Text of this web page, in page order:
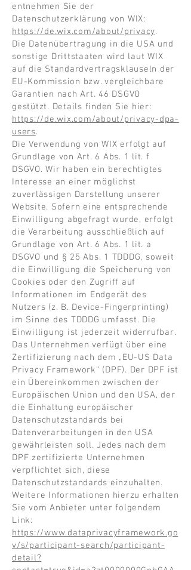
entnehmen Sie der
Datenschutzerklärung von WIX:
https://de.wix.com/about/privacy.
Die Datenübertragung in die USA und
sonstige Drittstaaten wird laut WIX
auf die Standardvertragsklauseln der
EU-Kommission bzw. vergleichbare
Garantien nach Art. 46 DSGVO
gestützt. Details finden Sie hier:
https://de.wix.com/about/privacy-dpa-
users.
Die Verwendung von WIX erfolgt auf
Grundlage von Art. 6 Abs. 1 lit. f
DSGVO. Wir haben ein berechtigtes
Interesse an einer möglichst
zuverlässigen Darstellung unserer
Website. Sofern eine entsprechende
Einwilligung abgefragt wurde, erfolgt
die Verarbeitung ausschließlich auf
Grundlage von Art. 6 Abs. 1 lit. a
DSGVO und § 25 Abs. 1 TDDDG, soweit
die Einwilligung die Speicherung von
Cookies oder den Zugriff auf
Informationen im Endgerät des
Nutzers (z. B. Device-Fingerprinting)
im Sinne des TDDDG umfasst. Die
Einwilligung ist jederzeit widerrufbar.
Das Unternehmen verfügt über eine
Zertifizierung nach dem „EU-US Data
Privacy Framework“ (DPF). Der DPF ist
ein Übereinkommen zwischen der
Europäischen Union und den USA, der
die Einhaltung europäischer
Datenschutzstandards bei
Datenverarbeitungen in den USA
gewährleisten soll. Jedes nach dem
DPF zertifizierte Unternehmen
verpflichtet sich, diese
Datenschutzstandards einzuhalten.
Weitere Informationen hierzu erhalten
Sie vom Anbieter unter folgendem
Link:
https://www.dataprivacyframework.go
v/s/participant-search/participant-
detail?